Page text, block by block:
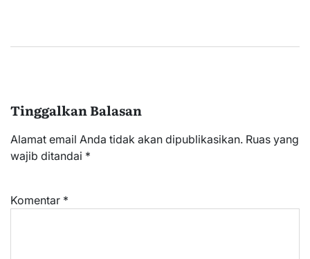
Tinggalkan Balasan
Alamat email Anda tidak akan dipublikasikan. Ruas yang
wajib ditandai *
Komentar *